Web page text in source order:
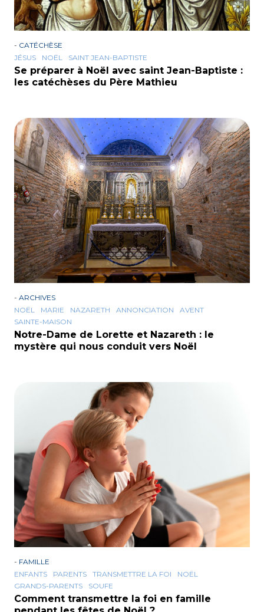
- CATÉCHÈSE
JÉSUS
NOËL SAINT JEAN-BAPTISTE
Se préparer à Noël avec saint Jean-Baptiste :
les catéchèses du Père Mathieu
- ARCHIVES
NOËL
MARIE NAZARETH ANNONCIATION
AVENT
SAINTE-MAISON
Notre-Dame de Lorette et Nazareth : le
mystère qui nous conduit vers Noël
- FAMILLE
ENFANTS
PARENTS TRANSMETTRE LA FOI
NOËL
GRANDS-PARENTS
SOUFE
Comment transmettre la foi en famille